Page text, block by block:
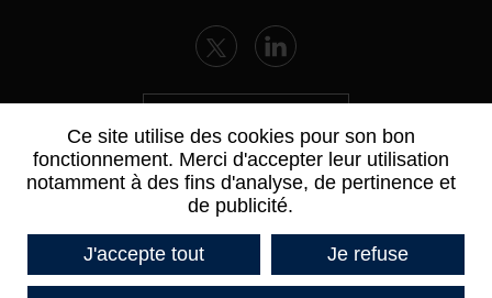
Ce site utilise des cookies pour son bon
fonctionnement. Merci d'accepter leur utilisation
notamment à des fins d'analyse, de pertinence et
de publicité.
J'accepte tout Je refuse